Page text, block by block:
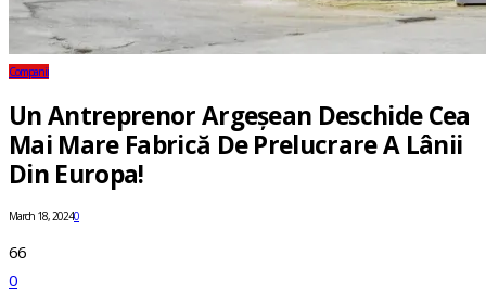
Companii
Un Antreprenor Argeșean Deschide Cea
Mai Mare Fabrică De Prelucrare A Lânii
Din Europa!
March 18, 20240
66
0